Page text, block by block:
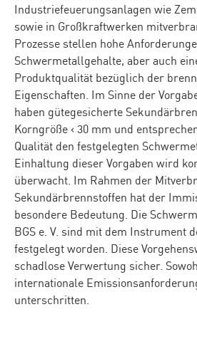
Industriefeuerungsanlagen wie
sowie in Großkraftwerken
Prozesse stellen hohe
Schwermetallgehalte, aber auch
Produktqualität bezüglich der
Eigenschaften. Im Sinne der
haben gütegesicherte
Korngröße ‹ 30 mm und
Qualität den festgelegten
Einhaltung dieser Vorgaben wird
überwacht. Im Rahmen der
Sekundärbrennstoffen hat der
besondere Bedeutung. Die
BGS e. V. sind mit dem Instrument
festgelegt worden. Diese
schadlose Verwertung sicher.
internationale
unterschritten.